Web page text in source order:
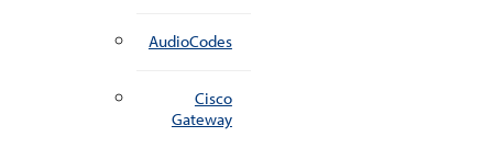
AudioCodes
Cisco
Gateway